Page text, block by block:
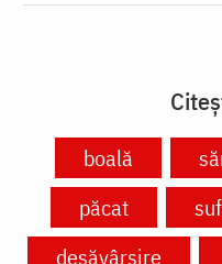
boală
păcat
desăvârșire